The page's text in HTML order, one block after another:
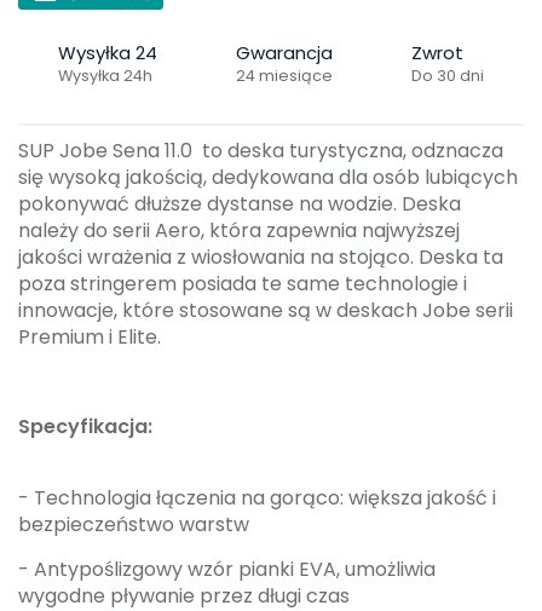
Wysyłka 24
Wysyłka 24h
Gwarancja
24 miesiące
Zwrot
Do 30 dni
SUP Jobe Sena 11.0 to deska turystyczna, odznacza
się wysoką jakością, dedykowana dla osób lubiących
pokonywać dłuższe dystanse na wodzie. Deska
należy do serii Aero, która zapewnia najwyższej
jakości wrażenia z wiosłowania na stojąco. Deska ta
poza stringerem posiada te same technologie i
innowacje, które stosowane są w deskach Jobe serii
Premium i Elite.
Specyfikacja:
- Technologia łączenia na gorąco: większa jakość i
bezpieczeństwo warstw
- Antypoślizgowy wzór pianki EVA, umożliwia
wygodne pływanie przez długi czas